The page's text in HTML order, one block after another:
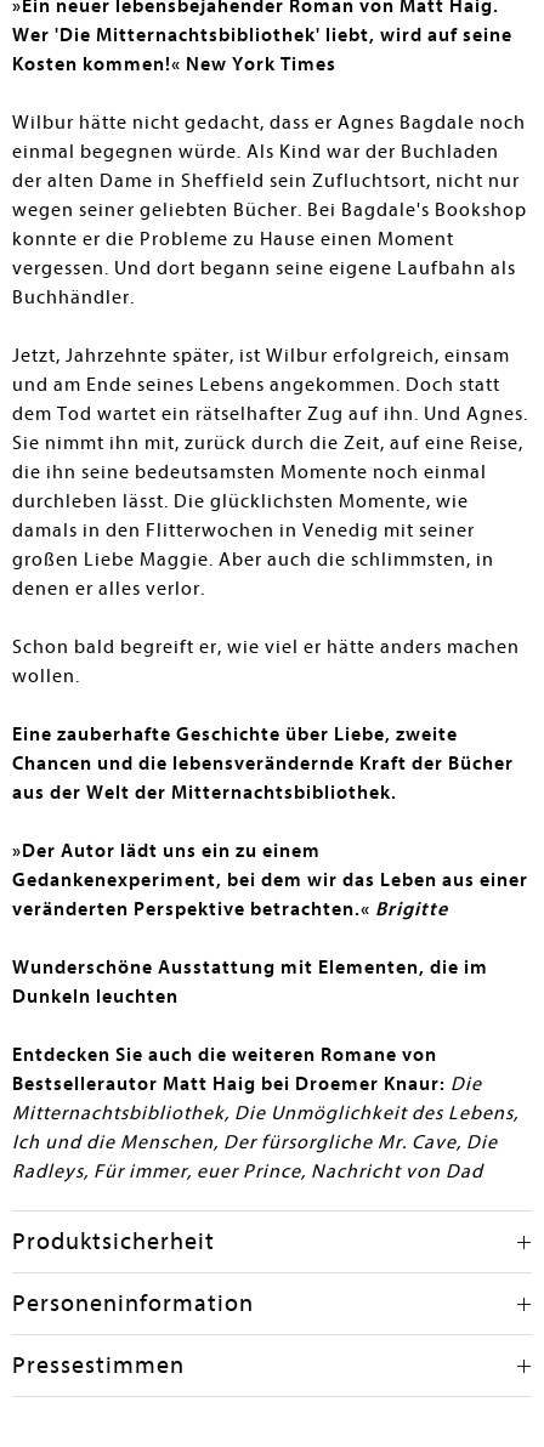
»Ein neuer lebensbejahender Roman von Matt Haig.
Wer 'Die Mitternachtsbibliothek' liebt, wird auf seine
Kosten kommen!« New York Times
Wilbur hätte nicht gedacht, dass er Agnes Bagdale noch
einmal begegnen würde. Als Kind war der Buchladen
der alten Dame in Sheffield sein Zufluchtsort, nicht nur
wegen seiner geliebten Bücher. Bei Bagdale's Bookshop
konnte er die Probleme zu Hause einen Moment
vergessen. Und dort begann seine eigene Laufbahn als
Buchhändler.
Jetzt, Jahrzehnte später, ist Wilbur erfolgreich, einsam
und am Ende seines Lebens angekommen. Doch statt
dem Tod wartet ein rätselhafter Zug auf ihn. Und Agnes.
Sie nimmt ihn mit, zurück durch die Zeit, auf eine Reise,
die ihn seine bedeutsamsten Momente noch einmal
durchleben lässt. Die glücklichsten Momente, wie
damals in den Flitterwochen in Venedig mit seiner
großen Liebe Maggie. Aber auch die schlimmsten, in
denen er alles verlor.
Schon bald begreift er, wie viel er hätte anders machen
wollen.
Eine zauberhafte Geschichte über Liebe, zweite
Chancen und die lebensverändernde Kraft der Bücher
aus der Welt der Mitternachtsbibliothek.
»Der Autor lädt uns ein zu einem
Gedankenexperiment, bei dem wir das Leben aus einer
veränderten Perspektive betrachten.« Brigitte
Wunderschöne Ausstattung mit Elementen, die im
Dunkeln leuchten
Entdecken Sie auch die weiteren Romane von
Bestsellerautor Matt Haig bei Droemer Knaur: Die
Mitternachtsbibliothek, Die Unmöglichkeit des Lebens,
Ich und die Menschen, Der fürsorgliche Mr. Cave, Die
Radleys, Für immer, euer Prince, Nachricht von Dad
Produktsicherheit
Personeninformation
Pressestimmen